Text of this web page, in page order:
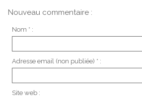
Nouveau commentaire :
Nom * :
Adresse email (non publiée) * :
Site web :